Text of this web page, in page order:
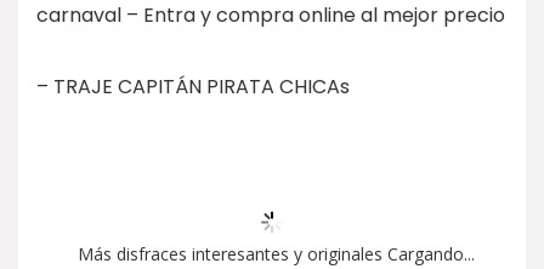
carnaval – Entra y compra online al mejor precio
– TRAJE CAPITÁN PIRATA CHICAs
Más disfraces interesantes y originales Cargando...